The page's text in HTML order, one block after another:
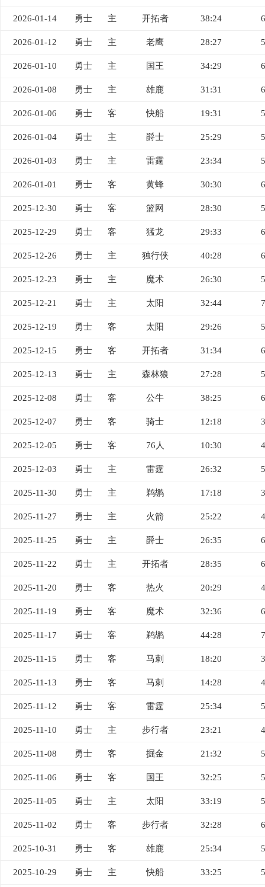
2026-01-14 勇士 主 开拓者 38:24
2026-01-12 勇士 主 老鹰 28:27
2026-01-10 勇士 主 国王 34:29
2026-01-08 勇士 主 雄鹿 31:31
2026-01-06 勇士 客 快船 19:31
2026-01-04 勇士 主 爵士 25:29
2026-01-03 勇士 主 雷霆 23:34
2026-01-01 勇士 客 黄蜂 30:30
2025-12-30 勇士 客 篮网 28:30
2025-12-29 勇士 客 猛龙 29:33
2025-12-26 勇士 主 独行侠 40:28
2025-12-23 勇士 主 魔术 26:30
2025-12-21 勇士 主 太阳 32:44
2025-12-19 勇士 客 太阳 29:26
2025-12-15 勇士 客 开拓者 31:34
2025-12-13 勇士 主 森林狼 27:28
2025-12-08 勇士 客 公牛 38:25
2025-12-07 勇士 客 骑士 12:18
2025-12-05 勇士 客 76人 10:30
2025-12-03 勇士 主 雷霆 26:32
2025-11-30 勇士 主 鹈鹕 17:18
2025-11-27 勇士 主 火箭 25:22
2025-11-25 勇士 主 爵士 26:35
2025-11-22 勇士 主 开拓者 28:35
2025-11-20 勇士 客 热火 20:29
2025-11-19 勇士 客 魔术 32:36
2025-11-17 勇士 客 鹈鹕 44:28
2025-11-15 勇士 客 马刺 18:20
2025-11-13 勇士 客 马刺 14:28
2025-11-12 勇士 客 雷霆 25:34
2025-11-10 勇士 主 步行者 23:21
2025-11-08 勇士 客 掘金 21:32
2025-11-06 勇士 客 国王 32:25
2025-11-05 勇士 主 太阳 33:19
2025-11-02 勇士 客 步行者 32:28
2025-10-31 勇士 客 雄鹿 25:34
2025-10-29 勇士 主 快船 33:25